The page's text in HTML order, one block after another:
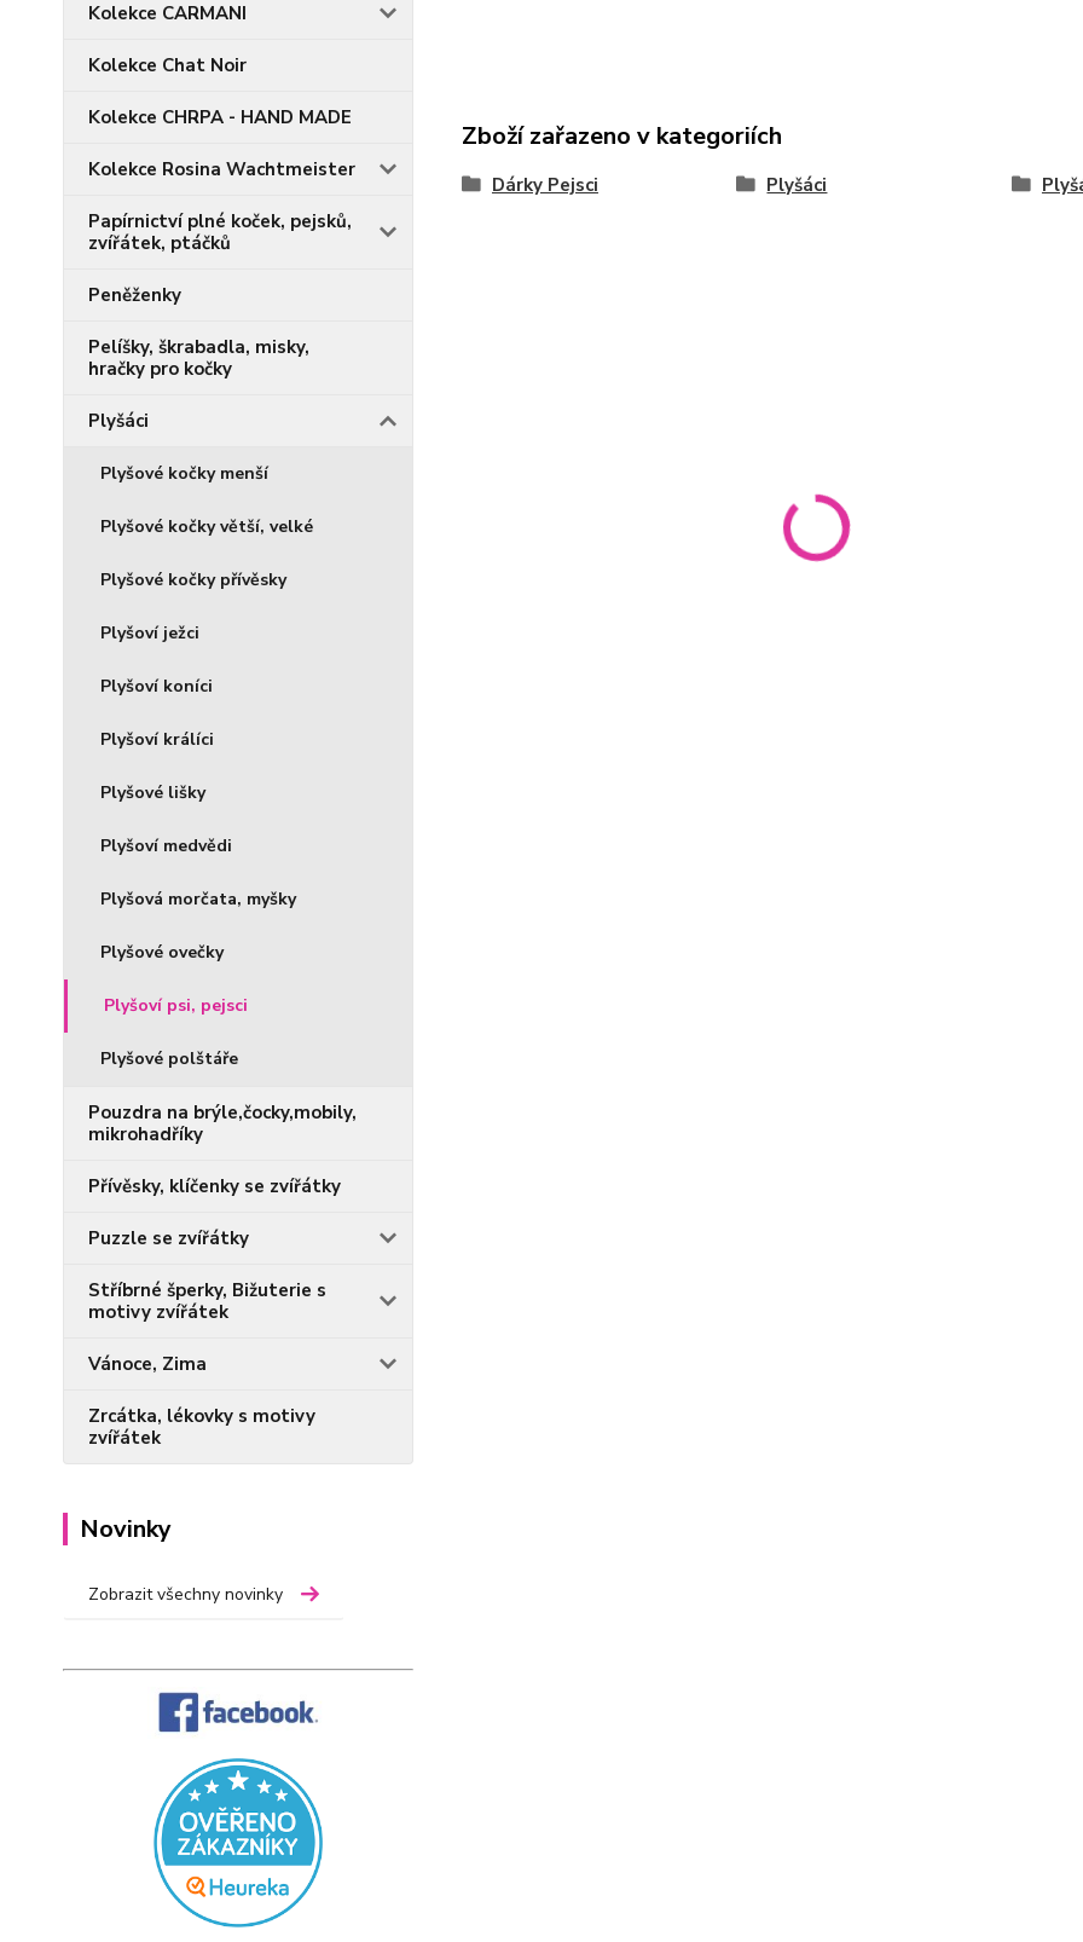
Kolekce CARMANI
Kolekce Chat Noir
Kolekce CHRPA - HAND MADE
Kolekce Rosina Wachtmeister
Papírnictví plné koček, pejsků,
zvířátek, ptáčků
Peněženky
Pelíšky, škrabadla, misky,
hračky pro kočky
Plyšáci
Plyšové kočky menší
Plyšové kočky větší, velké
Plyšové kočky přívěsky
Plyšoví ježci
Plyšoví koníci
Plyšoví králíci
Plyšové lišky
Plyšoví medvědi
Plyšová morčata, myšky
Plyšové ovečky
Plyšoví psi, pejsci
Plyšové polštáře
Pouzdra na brýle,čocky,mobily,
mikrohadříky
Přívěsky, klíčenky se zvířátky
Puzzle se zvířátky
Stříbrné šperky, Bižuterie s
motivy zvířátek
Vánoce, Zima
Zrcátka, lékovky s motivy
zvířátek
Novinky
Zobrazit všechny novinky
Zboží zařazeno v kategoriích
Dárky Pejsci Plyšáci